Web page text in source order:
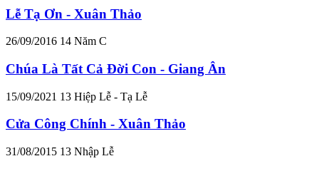
Lễ Tạ Ơn - Xuân Thảo
26/09/2016 14 Năm C
Chúa Là Tất Cả Đời Con - Giang Ân
15/09/2021 13 Hiệp Lễ - Tạ Lễ
Cửa Công Chính - Xuân Thảo
31/08/2015 13 Nhập Lễ